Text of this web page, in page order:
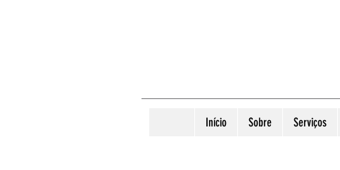
Início Sobre Serviços